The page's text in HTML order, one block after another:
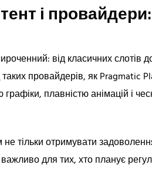
і
від класичних слотів
таких провайдерів, як Pragmatic
графіки, плавністю анімацій і
тільки отримувати
для тих, хто планує